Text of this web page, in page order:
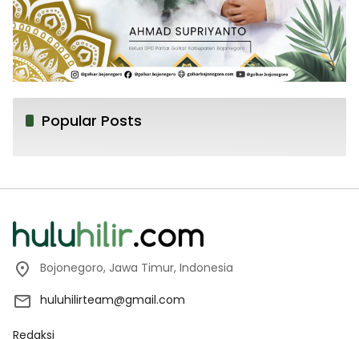
Popular Posts
Bojonegoro, Jawa Timur, Indonesia
huluhilirteam@gmail.com
Redaksi